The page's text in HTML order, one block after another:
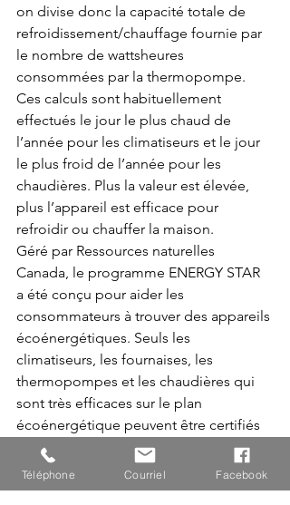
on divise donc la capacité totale de
refroidissement/chauffage fournie par
le nombre de wattsheures
consommées par la thermopompe.
Ces calculs sont habituellement
effectués le jour le plus chaud de
l’année pour les climatiseurs et le jour
le plus froid de l’année pour les
chaudières. Plus la valeur est élevée,
plus l’appareil est efficace pour
refroidir ou chauffer la maison.
Géré par Ressources naturelles
Canada, le programme ENERGY STAR
a été conçu pour aider les
consommateurs à trouver des appareils
écoénergétiques. Seuls les
climatiseurs, les fournaises, les
thermopompes et les chaudières qui
sont très efficaces sur le plan
écoénergétique peuvent être certifiés
ENERGY STAR.
Rendement énergétique
Téléphone Courriel Facebook